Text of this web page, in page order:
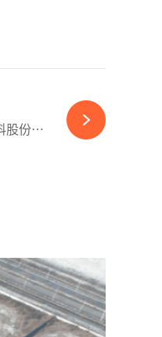
4亿元！帝科股份拟投建高性能电子材料生产线-必赢体育app官方平台